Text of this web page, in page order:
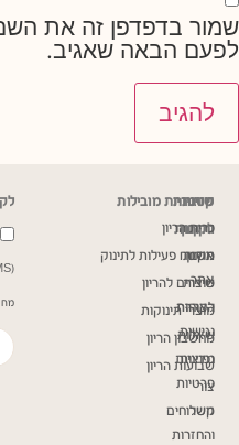
שמור בדפדפן זה את
לפעם הבאה שאגיב.
מדיניות
ותקנון
תקנון
אתר
הצהרת
נגישות
מדיניות
פרטיות
משלוחים
והחזרות
שירות
לקוחות
אודות
שירות
לקוחות
שאלות
נפוצות
צור
קשר
קטגוריות מובילות
כרית הריון
משטח פעילות לתינוק
מוצרים להריון
מוצרי תינוקות
מחשבון הריון
שבועות הריון